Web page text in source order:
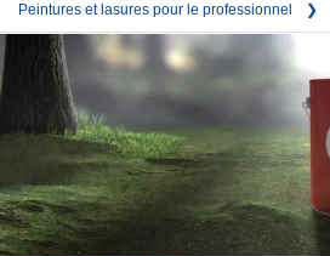
Peintures et lasures pour le professionnel